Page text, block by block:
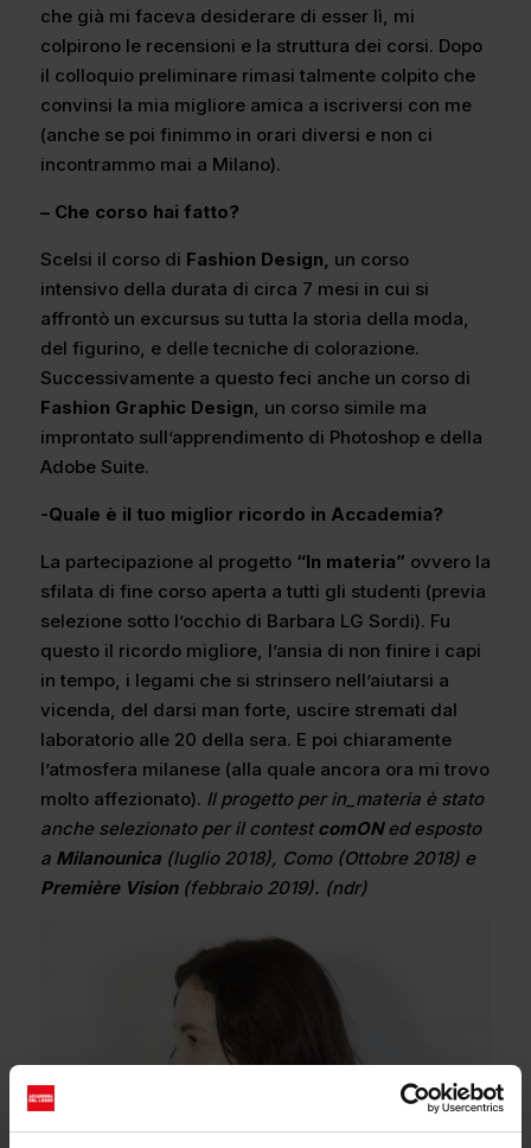
che già mi faceva desiderare di esser lì, mi
colpirono le recensioni e la struttura dei corsi. Dopo
il colloquio preliminare rimasi talmente colpito che
convinsi la mia migliore amica a iscriversi con me
(anche se poi finimmo in orari diversi e non ci
incontrammo mai a Milano).
– Che corso hai fatto?
Scelsi il corso di Fashion Design, un corso
intensivo della durata di circa 7 mesi in cui si
affrontò un excursus su tutta la storia della moda,
del figurino, e delle tecniche di colorazione.
Successivamente a questo feci anche un corso di
Fashion Graphic Design, un corso simile ma
improntato sull’apprendimento di Photoshop e della
Adobe Suite.
-Quale è il tuo miglior ricordo in Accademia?
La partecipazione al progetto “In materia” ovvero la
sfilata di fine corso aperta a tutti gli studenti (previa
selezione sotto l’occhio di Barbara LG Sordi). Fu
questo il ricordo migliore, l’ansia di non finire i capi
in tempo, i legami che si strinsero nell’aiutarsi a
vicenda, del darsi man forte, uscire stremati dal
laboratorio alle 20 della sera. E poi chiaramente
l’atmosfera milanese (alla quale ancora ora mi trovo
molto affezionato). Il progetto per in_materia è stato
anche selezionato per il contestcomONed esposto
a Milanounica (luglio 2018), Como (Ottobre 2018) e
Première Vision (febbraio 2019). (ndr)